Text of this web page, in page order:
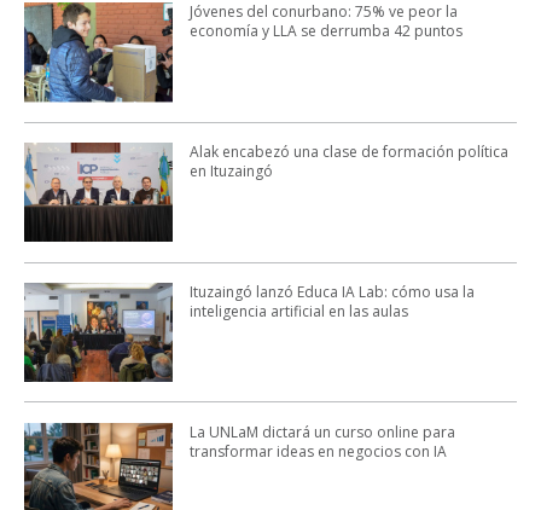
Jóvenes del conurbano: 75% ve peor la
economía y LLA se derrumba 42 puntos
Alak encabezó una clase de formación política
en Ituzaingó
Ituzaingó lanzó Educa IA Lab: cómo usa la
inteligencia artificial en las aulas
La UNLaM dictará un curso online para
transformar ideas en negocios con IA